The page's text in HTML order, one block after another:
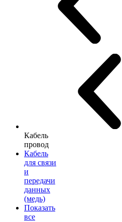
Кабель
провод
Кабель
для связи
и
передачи
данных
(медь)
Показать
все